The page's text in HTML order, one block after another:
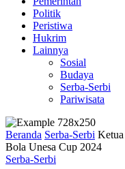
Politik
Peristiwa
Hukrim
Lainnya
Sosial
Budaya
Serba-Serbi
Pariwisata
Beranda Serba-Serbi
Bola Unesa Cup 2024
Serba-Serbi